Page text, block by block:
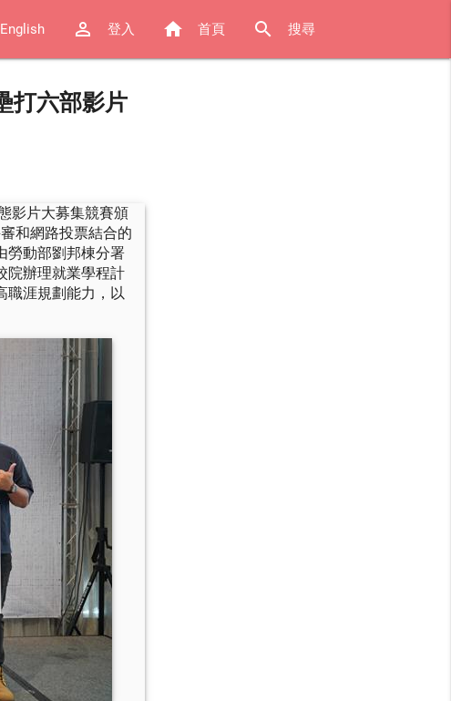
English 登入
perm_identity 首頁
home 搜尋
search
打六部影片
影片大募集競賽頒
和網路投票結合的
勞動部劉邦棟分署
院辦理就業學程計
職涯規劃能力，以